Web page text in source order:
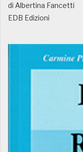
di Albertina Fancetti
EDB Edizioni